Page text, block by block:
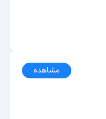
مشاهده